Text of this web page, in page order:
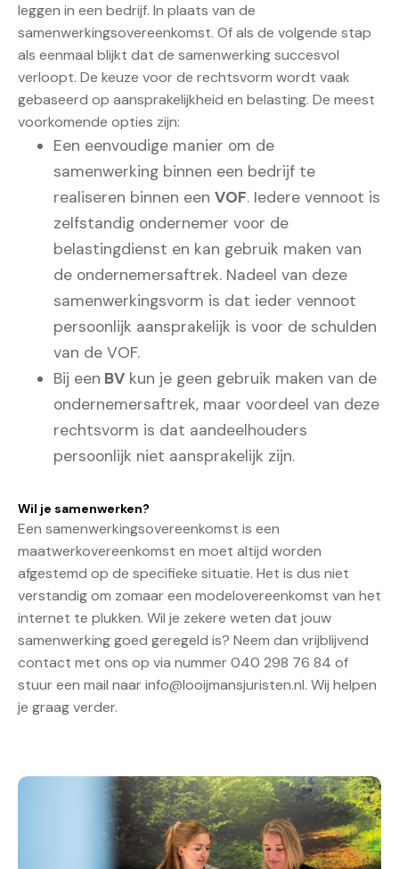
leggen in een bedrijf. In plaats van de
samenwerkingsovereenkomst. Of als de volgende stap
als eenmaal blijkt dat de samenwerking succesvol
verloopt. De keuze voor de rechtsvorm wordt vaak
gebaseerd op aansprakelijkheid en belasting. De meest
voorkomende opties zijn:
Een eenvoudige manier om de
samenwerking binnen een bedrijf te
realiseren binnen een VOF. Iedere vennoot is
zelfstandig ondernemer voor de
belastingdienst en kan gebruik maken van
de ondernemersaftrek. Nadeel van deze
samenwerkingsvorm is dat ieder vennoot
persoonlijk aansprakelijk is voor de schulden
van de VOF.
Bij een BV kun je geen gebruik maken van de
ondernemersaftrek, maar voordeel van deze
rechtsvorm is dat aandeelhouders
persoonlijk niet aansprakelijk zijn.
Wil je samenwerken?
Een samenwerkingsovereenkomst is een
maatwerkovereenkomst en moet altijd worden
afgestemd op de specifieke situatie. Het is dus niet
verstandig om zomaar een modelovereenkomst van het
internet te plukken. Wil je zekere weten dat jouw
samenwerking goed geregeld is? Neem dan vrijblijvend
contact met ons op via nummer 040 298 76 84 of
stuur een mail naarinfo@looijmansjuristen.nl. Wij helpen
je graag verder.